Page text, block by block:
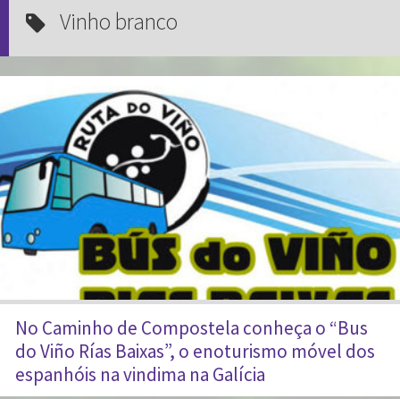
vinho branco
No Caminho de Compostela conheça o “Bus
do Viño Rías Baixas”, o enoturismo móvel dos
espanhóis na vindima na Galícia